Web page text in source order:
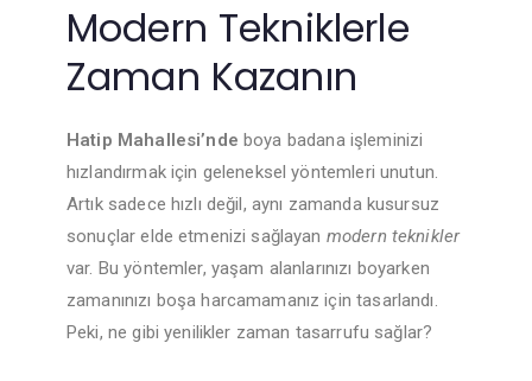
Modern Tekniklerle
Zaman Kazanın
Hatip Mahallesi’nde boya badana işleminizi
hızlandırmak için geleneksel yöntemleri unutun.
Artık sadece hızlı değil, aynı zamanda kusursuz
sonuçlar elde etmenizi sağlayan modern teknikler
var. Bu yöntemler, yaşam alanlarınızı boyarken
zamanınızı boşa harcamamanız için tasarlandı.
Peki, ne gibi yenilikler zaman tasarrufu sağlar?